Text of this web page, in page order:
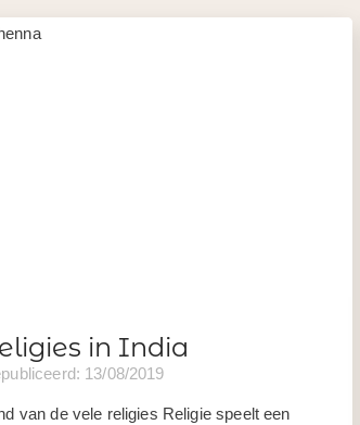
in India
13/08/2019
van de vele religies Religie speelt een